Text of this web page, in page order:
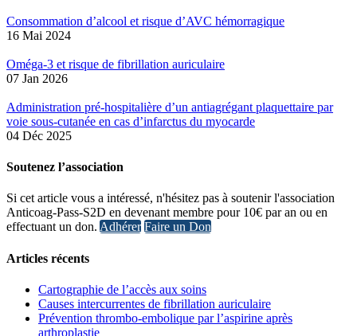
Consommation d’alcool et risque d’AVC hémorragique
16 Mai 2024
Oméga-3 et risque de fibrillation auriculaire
07 Jan 2026
Administration pré-hospitalière d’un antiagrégant plaquettaire par
voie sous-cutanée en cas d’infarctus du myocarde
04 Déc 2025
Soutenez l’association
Si cet article vous a intéressé, n'hésitez pas à soutenir l'association
Anticoag-Pass-S2D en devenant membre pour 10€ par an ou en
effectuant un don. Adhérer Faire un Don
Articles récents
Cartographie de l’accès aux soins
Causes intercurrentes de fibrillation auriculaire
Prévention thrombo-embolique par l’aspirine après
arthroplastie